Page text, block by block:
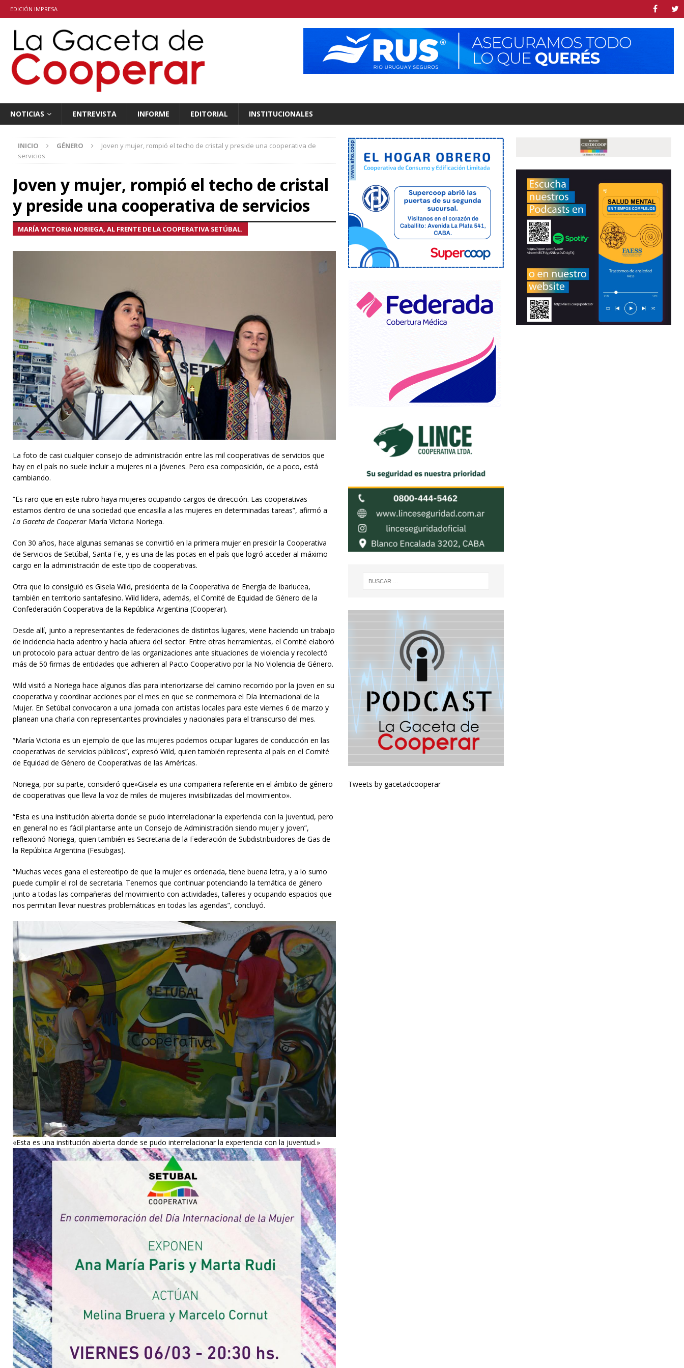
EDICIÓN IMPRESA
NOTICIAS ENTREVISTA INFORME EDITORIAL INSTITUCIONALES
INICIO GÉNERO
Joven y mujer, rompió el techo de cristal y preside una cooperativa de
servicios
Joven y mujer, rompió el techo de cristal
y preside una cooperativa de servicios
MARÍA VICTORIA NORIEGA, AL FRENTE DE LA COOPERATIVA SETÚBAL.
La foto de casi cualquier consejo de administración entre las mil cooperativas de servicios que
hay en el país no suele incluir a mujeres ni a jóvenes. Pero esa composición, de a poco, está
cambiando.
“Es raro que en este rubro haya mujeres ocupando cargos de dirección. Las cooperativas
estamos dentro de una sociedad que encasilla a las mujeres en determinadas tareas”, afirmó a
La Gaceta de Cooperar María Victoria Noriega.
Con 30 años, hace algunas semanas se convirtió en la primera mujer en presidir la Cooperativa
de Servicios de Setúbal, Santa Fe, y es una de las pocas en el país que logró acceder al máximo
cargo en la administración de este tipo de cooperativas.
Otra que lo consiguió es Gisela Wild, presidenta de la Cooperativa de Energía de Ibarlucea,
también en territorio santafesino. Wild lidera, además, el Comité de Equidad de Género de la
Confederación Cooperativa de la República Argentina (Cooperar).
Desde allí, junto a representantes de federaciones de distintos lugares, viene haciendo un trabajo
de incidencia hacia adentro y hacia afuera del sector. Entre otras herramientas, el Comité elaboró
un protocolo para actuar dentro de las organizaciones ante situaciones de violencia y recolectó
más de 50 firmas de entidades que adhieren al Pacto Cooperativo por la No Violencia de Género.
Wild visitó a Noriega hace algunos días para interiorizarse del camino recorrido por la joven en su
cooperativa y coordinar acciones por el mes en que se conmemora el Día Internacional de la
Mujer. En Setúbal convocaron a una jornada con artistas locales para este viernes 6 de marzo y
planean una charla con representantes provinciales y nacionales para el transcurso del mes.
“María Victoria es un ejemplo de que las mujeres podemos ocupar lugares de conducción en las
cooperativas de servicios públicos”, expresó Wild, quien también representa al país en el Comité
de Equidad de Género de Cooperativas de las Américas.
Noriega, por su parte, consideró que»Gisela es una compañera referente en el ámbito de género
de cooperativas que lleva la voz de miles de mujeres invisibilizadas del movimiento».
“Esta es una institución abierta donde se pudo interrelacionar la experiencia con la juventud, pero
en general no es fácil plantarse ante un Consejo de Administración siendo mujer y joven”,
reflexionó Noriega, quien también es Secretaria de la Federación de Subdistribuidores de Gas de
la República Argentina (Fesubgas).
“Muchas veces gana el estereotipo de que la mujer es ordenada, tiene buena letra, y a lo sumo
puede cumplir el rol de secretaria. Tenemos que continuar potenciando la temática de género
junto a todas las compañeras del movimiento con actividades, talleres y ocupando espacios que
nos permitan llevar nuestras problemáticas en todas las agendas”, concluyó.
«Esta es una institución abierta donde se pudo interrelacionar la experiencia con la juventud.»
Tweets by gacetadcooperar